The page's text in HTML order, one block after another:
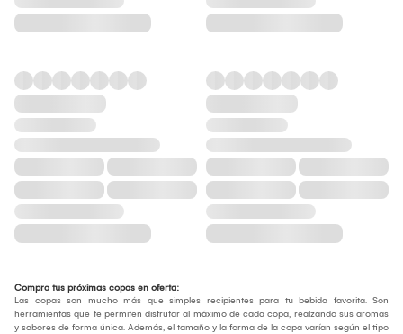
Compra tus próximas copas en oferta:
Las copas son mucho más que simples recipientes para tu bebida favorita. Son
herramientas que te permiten disfrutar al máximo de cada copa, realzando sus aromas
y sabores de forma única. Además, el tamaño y la forma de la copa varían según el tipo